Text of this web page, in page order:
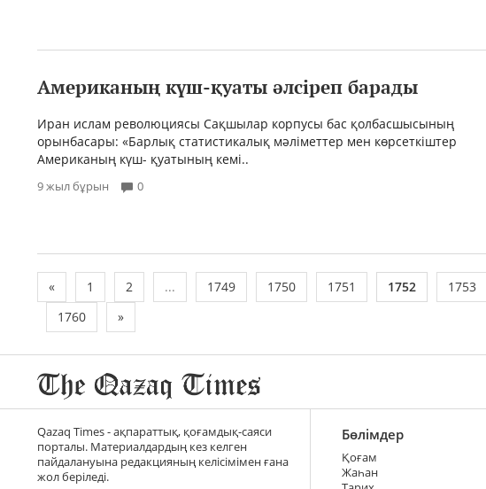
Американың күш-қуаты әлсіреп барады
Иран ислам революциясы Сақшылар корпусы бас қолбасшысының
орынбасары: «Барлық статистикалық мәліметтер мен көрсеткіштер
Американың күш- қуатының кемі..
9 жыл бұрын 0
« 1 2 ... 1749 1750 1751 1752 1753
1760
»
Qazaq Times - ақпараттық, қоғамдық-саяси
порталы. Материалдардың кез келген
пайдалануына редакцияның келісімімен ғана
жол беріледі.
Бөлімдер
Қоғам
Жаһан